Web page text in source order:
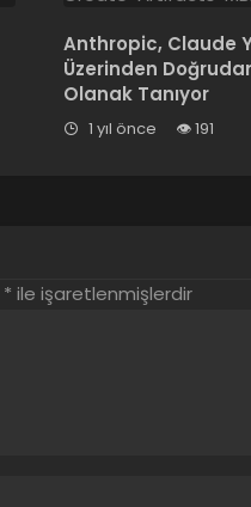
Anthropic, Claude
Üzerinden
Olanak Tanıyor
1 yıl önce 191
* ile işaretlenmişlerdir